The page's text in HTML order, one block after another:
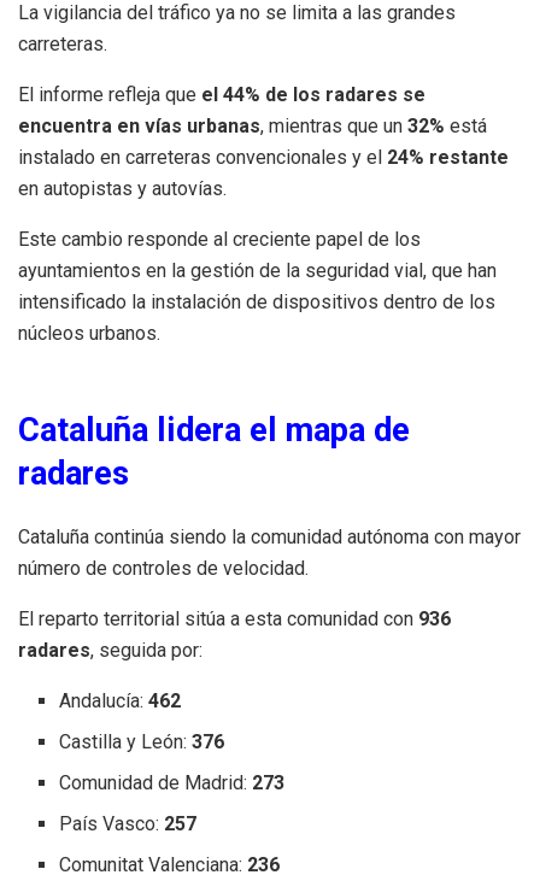
La vigilancia del tráfico ya no se limita a las grandes
carreteras.
El informe refleja que el 44% de los radares se
encuentra en vías urbanas, mientras que un 32% está
instalado en carreteras convencionales y el 24% restante
en autopistas y autovías.
Este cambio responde al creciente papel de los
ayuntamientos en la gestión de la seguridad vial, que han
intensificado la instalación de dispositivos dentro de los
núcleos urbanos.
Cataluña lidera el mapa de
radares
Cataluña continúa siendo la comunidad autónoma con mayor
número de controles de velocidad.
El reparto territorial sitúa a esta comunidad con 936
radares, seguida por:
Andalucía:462
Castilla y León:376
Comunidad de Madrid: 273
País Vasco: 257
Comunitat Valenciana: 236